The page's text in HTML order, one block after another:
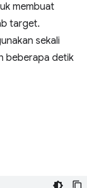
membuat
target.
sekali
beberapa detik